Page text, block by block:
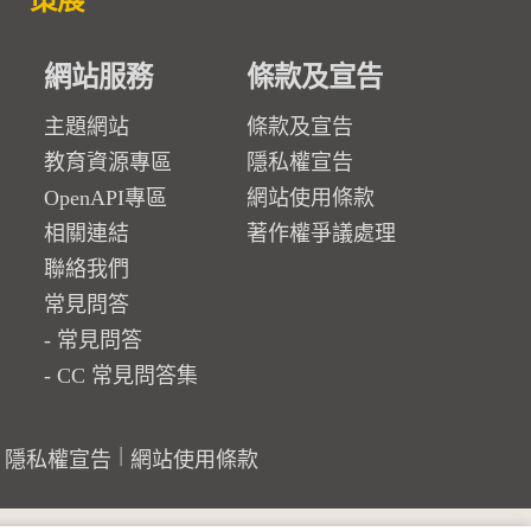
網站服務
主題網站
教育資源專區
OpenAPI專區
相關連結
聯絡我們
常見問答
常見問答
CC 常見問答集
條款及宣告
條款及宣告
隱私權宣告
網站使用條款
著作權爭議處理
隱私權宣告 網站使用條款